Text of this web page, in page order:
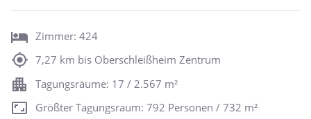
Zimmer: 424
7,27 km bis Oberschleißheim Zentrum
Tagungsräume: 17 / 2.567 m²
Größter Tagungsraum: 792 Personen / 732 m²